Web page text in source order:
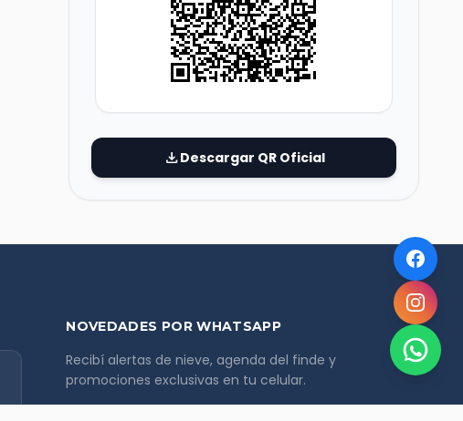
downloadDescargar QR Oficial
NOVEDADES POR WHATSAPP
Recibí alertas de nieve, agenda del finde y
promociones exclusivas en tu celular.